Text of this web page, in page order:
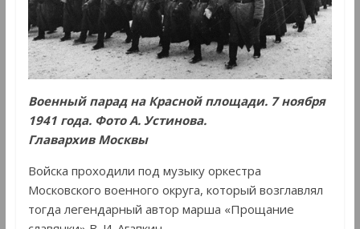
Военный парад на Красной площади. 7 ноября
1941 года. Фото А. Устинова.
Главархив Москвы
Войска проходили под музыку оркестра
Московского военного округа, который возглавлял
тогда легендарный автор марша «Прощание